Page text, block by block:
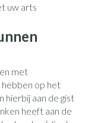
uw arts
met
op het
hierbij aan de gist
heeft aan de